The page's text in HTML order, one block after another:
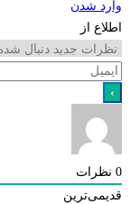
وارد شدن
اطلاع از
0 نظرات
قدیمی‌ترین